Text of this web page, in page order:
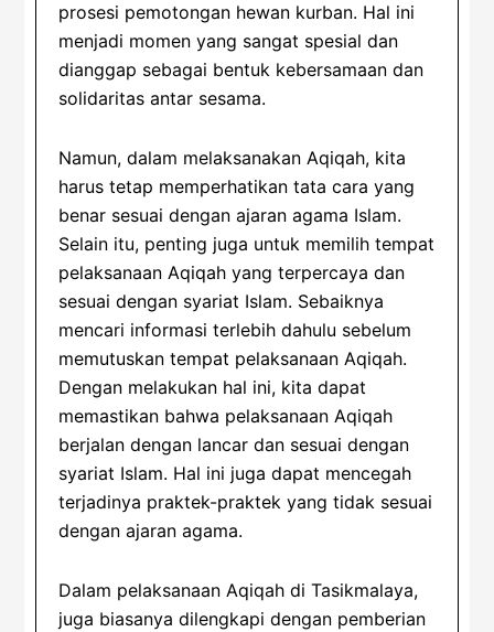
prosesi pemotongan hewan kurban. Hal ini
menjadi momen yang sangat spesial dan
dianggap sebagai bentuk kebersamaan dan
solidaritas antar sesama.
Namun, dalam melaksanakan Aqiqah, kita
harus tetap memperhatikan tata cara yang
benar sesuai dengan ajaran agama Islam.
Selain itu, penting juga untuk memilih tempat
pelaksanaan Aqiqah yang terpercaya dan
sesuai dengan syariat Islam. Sebaiknya
mencari informasi terlebih dahulu sebelum
memutuskan tempat pelaksanaan Aqiqah.
Dengan melakukan hal ini, kita dapat
memastikan bahwa pelaksanaan Aqiqah
berjalan dengan lancar dan sesuai dengan
syariat Islam. Hal ini juga dapat mencegah
terjadinya praktek-praktek yang tidak sesuai
dengan ajaran agama.
Dalam pelaksanaan Aqiqah di Tasikmalaya,
juga biasanya dilengkapi dengan pemberian